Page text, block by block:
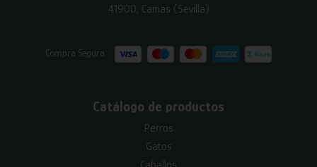
41900, Camas (Sevilla)
Compra Segura:
Catálogo de productos
Perros
Gatos